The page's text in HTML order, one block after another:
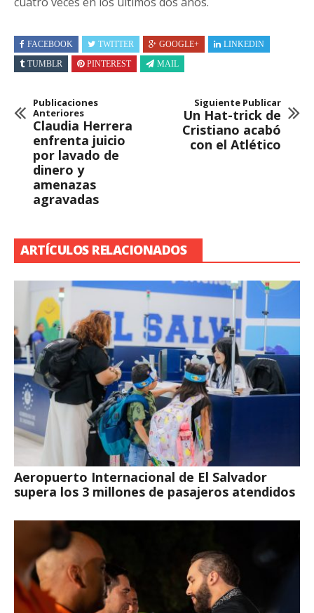
FACEBOOK TWITTER GOOGLE+
LINKEDIN
TUMBLR
PINTEREST MAIL
Publicaciones
Anteriores
Claudia Herrera
enfrenta juicio
por lavado de
dinero y
amenazas
agravadas
Siguiente Publicar
Un Hat-trick de
Cristiano acabó
con el Atlético
ARTÍCULOS RELACIONADOS
Aeropuerto Internacional de El Salvador
supera los 3 millones de pasajeros atendidos